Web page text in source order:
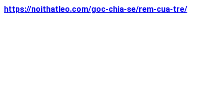
https://noithatleo.com/goc-chia-se/rem-cua-tre/